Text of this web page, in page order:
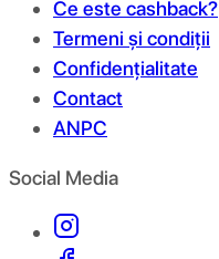
Ce este cashback?
Termeni și condiții
Confidențialitate
Contact
ANPC
Social Media